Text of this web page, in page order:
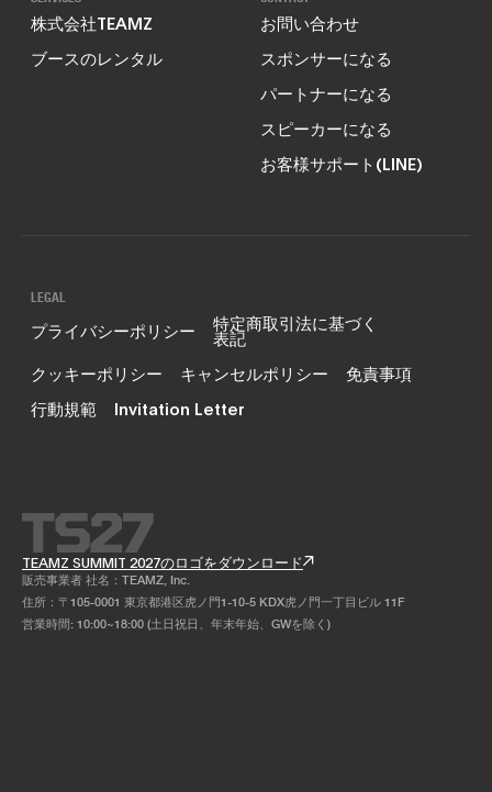
株式会社TEAMZ
ブースのレンタル
お問い合わせ
スポンサーになる
パートナーになる
スピーカーになる
お客様サポート(LINE)
LEGAL
プライバシーポリシー 特定商取引法に基づく
表記
クッキーポリシー
キャンセルポリシー
免責事項
行動規範
Invitation Letter
TEAMZ SUMMIT 2027のロゴをダウンロード
販売事業者 社名：TEAMZ, Inc.
住所：〒105-0001 東京都港区虎ノ門1-10-5 KDX虎ノ門一丁目ビル 11F
営業時間: 10:00~18:00 (土日祝日、年末年始、GWを除く)